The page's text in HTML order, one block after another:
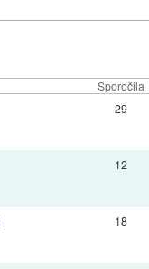
Sporočila
29
12
18